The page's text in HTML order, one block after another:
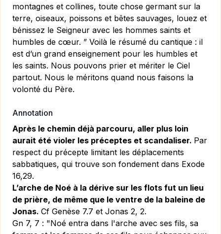
montagnes et collines, toute chose germant sur la
terre, oiseaux, poissons et bêtes sauvages, louez et
bénissez le Seigneur avec les hommes saints et
humbles de cœur. ” Voilà le résumé du cantique : il
est d’un grand enseignement pour les humbles et
les saints. Nous pouvons prier et mériter le Ciel
partout. Nous le méritons quand nous faisons la
volonté du Père.
Annotation
Après le chemin déjà parcouru, aller plus loin
aurait été violer les préceptes et scandaliser. Par
respect du précepte limitant les déplacements
sabbatiques, qui trouve son fondement dans Exode
16,29.
L’arche de Noé à la dérive sur les flots fut un lieu
de prière, de même que le ventre de la baleine de
Jonas. Cf Genèse 7.7 et Jonas 2, 2.
Gn 7, 7 : "Noé entra dans l'arche avec ses fils, sa